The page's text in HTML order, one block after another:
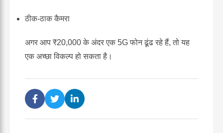
ठीक-ठाक कैमरा
अगर आप ₹20,000 के अंदर एक 5G फोन ढूंढ रहे हैं, तो यह
एक अच्छा विकल्प हो सकता है।